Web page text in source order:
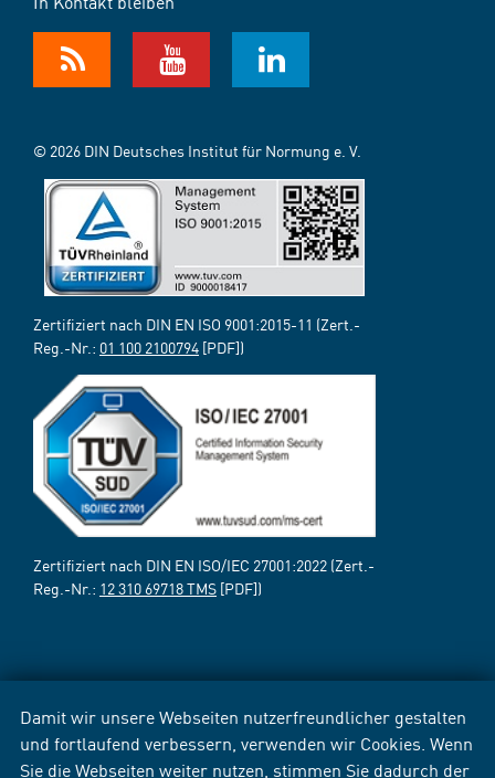
Damit wir unsere Webseiten nutzerfreundlicher gestalten
und fortlaufend verbessern, verwenden wir Cookies. Wenn
Sie die Webseiten weiter nutzen, stimmen Sie dadurch der
© 2026 DIN Deutsches Institut für Normung e. V.
Zertifiziert nach DIN EN ISO 9001:2015-11 (Zert.-
Reg.-Nr.: 01 100 2100794 [PDF])
Zertifiziert nach DIN EN ISO/IEC 27001:2022 (Zert.-
Reg.-Nr.: 12 310 69718 TMS [PDF])